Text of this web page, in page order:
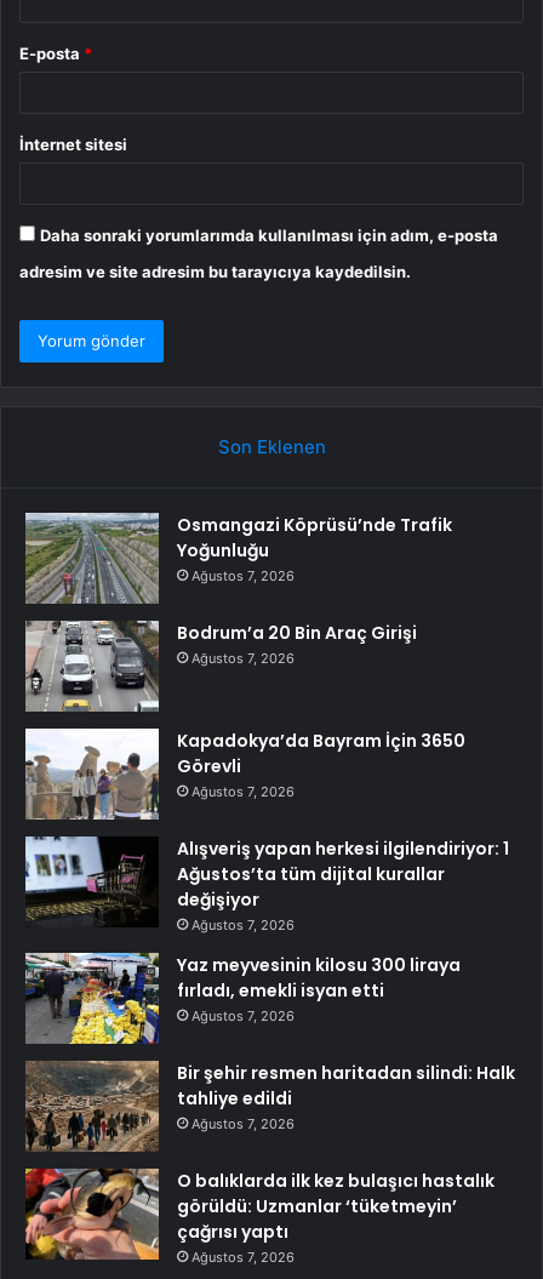
E-posta *
İnternet sitesi
Daha sonraki yorumlarımda kullanılması için adım, e-posta
adresim ve site adresim bu tarayıcıya kaydedilsin.
Son Eklenen
Osmangazi Köprüsü’nde Trafik
Yoğunluğu
Ağustos 7, 2026
Bodrum’a 20 Bin Araç Girişi
Ağustos 7, 2026
Kapadokya’da Bayram İçin 3650
Görevli
Ağustos 7, 2026
Alışveriş yapan herkesi ilgilendiriyor: 1
Ağustos’ta tüm dijital kurallar
değişiyor
Ağustos 7, 2026
Yaz meyvesinin kilosu 300 liraya
fırladı, emekli isyan etti
Ağustos 7, 2026
Bir şehir resmen haritadan silindi: Halk
tahliye edildi
Ağustos 7, 2026
O balıklarda ilk kez bulaşıcı hastalık
görüldü: Uzmanlar ‘tüketmeyin’
çağrısı yaptı
Ağustos 7, 2026